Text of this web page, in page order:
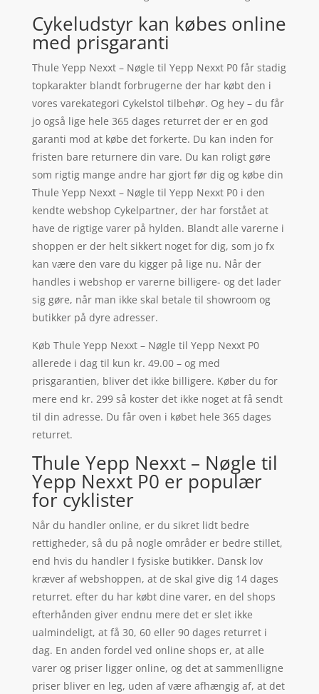
Cykeludstyr kan købes online
med prisgaranti
Thule Yepp Nexxt – Nøgle til Yepp Nexxt P0 får stadig
topkarakter blandt forbrugerne der har købt den i
vores varekategori Cykelstol tilbehør. Og hey – du får
jo også lige hele 365 dages returret der er en god
garanti mod at købe det forkerte. Du kan inden for
fristen bare returnere din vare. Du kan roligt gøre
som rigtig mange andre har gjort før dig og købe din
Thule Yepp Nexxt – Nøgle til Yepp Nexxt P0 i den
kendte webshop Cykelpartner, der har forstået at
have de rigtige varer på hylden. Blandt alle varerne i
shoppen er der helt sikkert noget for dig, som jo fx
kan være den vare du kigger på lige nu. Når der
handles i webshop er varerne billigere- og det lader
sig gøre, når man ikke skal betale til showroom og
butikker på dyre adresser.
Køb Thule Yepp Nexxt – Nøgle til Yepp Nexxt P0
allerede i dag til kun kr. 49.00 – og med
prisgarantien, bliver det ikke billigere. Køber du for
mere end kr. 299 så koster det ikke noget at få sendt
til din adresse. Du får oven i købet hele 365 dages
returret.
Thule Yepp Nexxt – Nøgle til
Yepp Nexxt P0 er populær
for cyklister
Når du handler online, er du sikret lidt bedre
rettigheder, så du på nogle områder er bedre stillet,
end hvis du handler I fysiske butikker. Dansk lov
kræver af webshoppen, at de skal give dig 14 dages
returret. efter du har købt dine varer, en del shops
efterhånden giver endnu mere det er slet ikke
ualmindeligt, at få 30, 60 eller 90 dages returret i
dag. En anden fordel ved online shops er, at alle
varer og priser ligger online, og det at sammenlligne
priser bliver en leg, uden af være afhængig af, at det